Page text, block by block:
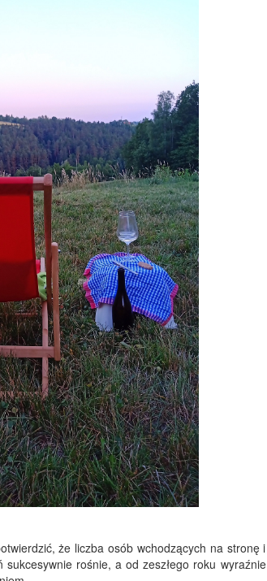
że liczba osób wchodzących na stronę i
rośnie, a od zeszłego roku wyraźnie